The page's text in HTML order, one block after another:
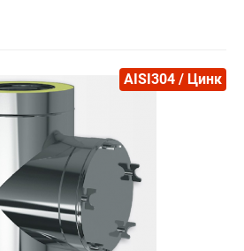
AISI304 / Цинк